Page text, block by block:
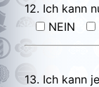
12. Ich kann
NEIN
13. Ich kann